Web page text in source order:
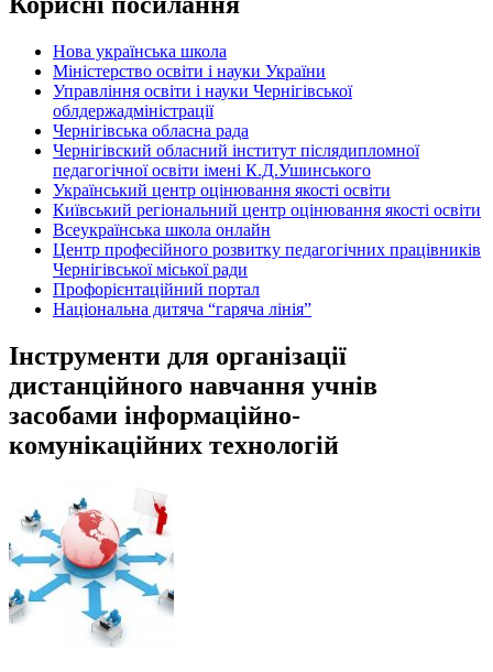
Нова українська школа
Міністерство освіти і науки України
Управління освіти і науки Чернігівської
облдержадміністрації
Чернігівська обласна рада
Чернігівский обласний інститут післядипломної
педагогічної освіти імені К.Д.Ушинського
Український центр оцінювання якості освіти
Київський регіональний центр оцінювання якості освіти
Всеукраїнська школа онлайн
Центр професійного розвитку педагогічних працівників
Чернігівської міської ради
Профорієнтаційний портал
Національна дитяча “гаряча лінія”
Інструменти для організації
дистанційного навчання учнів
засобами інформаційно-
комунікаційних технологій